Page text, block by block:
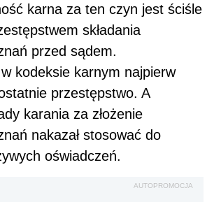
karna za ten czyn jest ściśle
składania
przed sądem.
kodeksie karnym najpierw
przestępstwo. A
karania za złożenie
nakazał stosować do
oświadczeń.
AUTOPROMOCJA